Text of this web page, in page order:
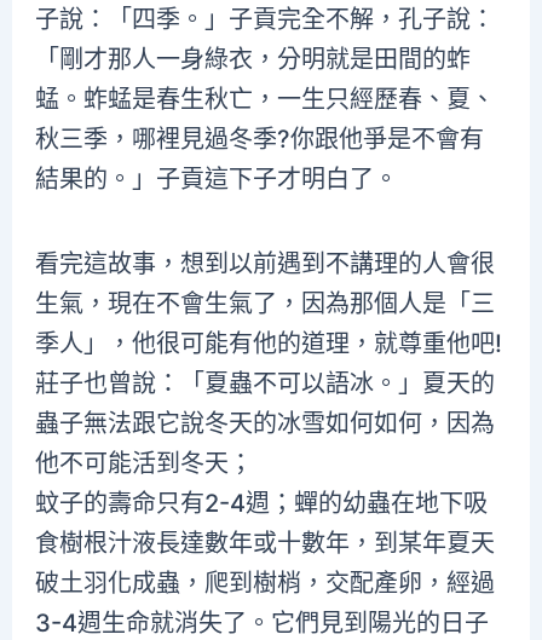
子說：「四季。」子貢完全不解，孔子說：
「剛才那人一身綠衣，分明就是田間的蚱
蜢。蚱蜢是春生秋亡，一生只經歷春、夏、
秋三季，哪裡見過冬季?你跟他爭是不會有
結果的。」子貢這下子才明白了。
看完這故事，想到以前遇到不講理的人會很
生氣，現在不會生氣了，因為那個人是「三
季人」，他很可能有他的道理，就尊重他吧!
莊子也曾說：「夏蟲不可以語冰。」夏天的
蟲子無法跟它說冬天的冰雪如何如何，因為
他不可能活到冬天；
蚊子的壽命只有2-4週；蟬的幼蟲在地下吸
食樹根汁液長達數年或十數年，到某年夏天
破土羽化成蟲，爬到樹梢，交配產卵，經過
3-4週生命就消失了。它們見到陽光的日子